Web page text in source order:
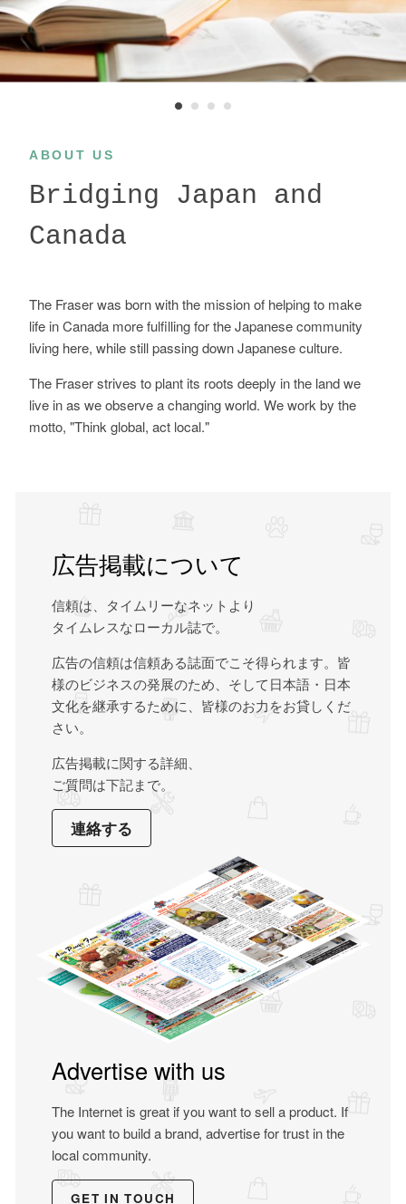
ABOUT US
Bridging Japan and
Canada
The Fraser was born with the mission of helping to make
life in Canada more fulfilling for the Japanese community
living here, while still passing down Japanese culture.
The Fraser strives to plant its roots deeply in the land we
live in as we observe a changing world. We work by the
motto, "Think global, act local."
広告掲載について
信頼は、タイムリーなネットより
タイムレスなローカル誌で。
広告の信頼は信頼ある誌面でこそ得られます。皆
様のビジネスの発展のため、そして日本語・日本
文化を継承するために、皆様のお力をお貸しくだ
さい。
広告掲載に関する詳細、
ご質問は下記まで。
連絡する
Advertise with us
The Internet is great if you want to sell a product. If
you want to build a brand, advertise for trust in the
local community.
GET IN TOUCH